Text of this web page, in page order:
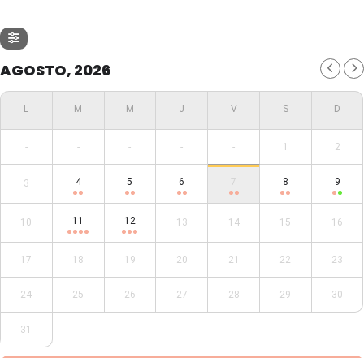
AGOSTO, 2026
- - - - - 1 2
3 4 5 6 7 8 9
10 11 12 13 14 15 16
17 18 19 20 21 22 23
24 25 26 27 28 29 30
31